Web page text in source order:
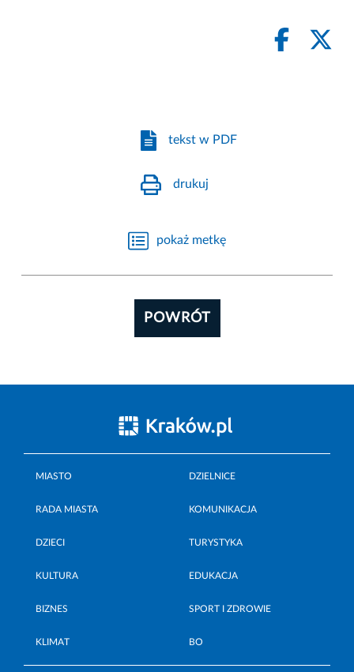
tekst w PDF
drukuj
pokaż metkę
POWRÓT
MIASTO DZIELNICE
RADA MIASTA KOMUNIKACJA
DZIECI TURYSTYKA
KULTURA EDUKACJA
BIZNES SPORT I ZDROWIE
KLIMAT BO